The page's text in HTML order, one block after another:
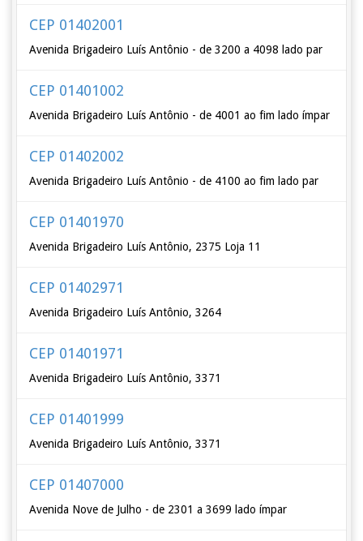
CEP 01402001
Avenida Brigadeiro Luís Antônio - de 3200 a 4098 lado par
CEP 01401002
Avenida Brigadeiro Luís Antônio - de 4001 ao fim lado ímpar
CEP 01402002
Avenida Brigadeiro Luís Antônio - de 4100 ao fim lado par
CEP 01401970
Avenida Brigadeiro Luís Antônio, 2375 Loja 11
CEP 01402971
Avenida Brigadeiro Luís Antônio, 3264
CEP 01401971
Avenida Brigadeiro Luís Antônio, 3371
CEP 01401999
Avenida Brigadeiro Luís Antônio, 3371
CEP 01407000
Avenida Nove de Julho - de 2301 a 3699 lado ímpar